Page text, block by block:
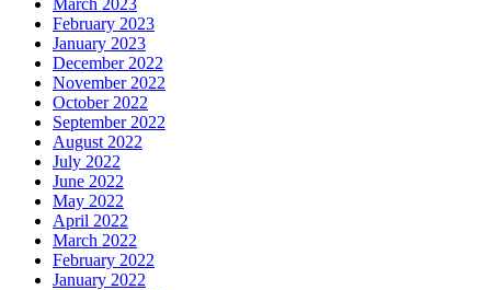
February 2023
January 2023
December 2022
November 2022
October 2022
September 2022
August 2022
July 2022
June 2022
May 2022
April 2022
March 2022
February 2022
January 2022